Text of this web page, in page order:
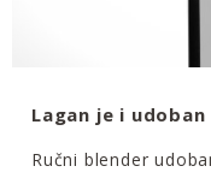
Lagan je i udoban
Ručni blender